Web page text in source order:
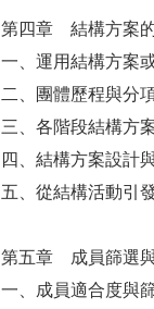
第四章 結構方案
一、運用結構方案
二、團體歷程與分
三、各階段結構方
四、結構方案設計
五、從結構活動引
第五章 成員篩選
一、成員適合度與